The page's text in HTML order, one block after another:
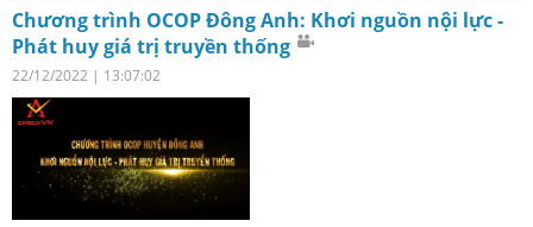
Chương trình OCOP Đông Anh: Khơi nguồn nội lực -
Phát huy giá trị truyền thống
22/12/2022 | 13:07:02